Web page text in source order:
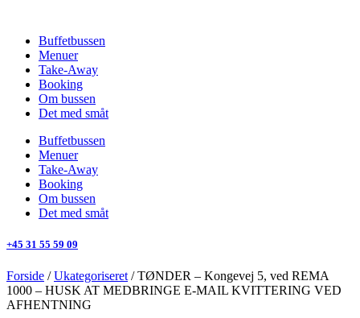
indholdBuffetbussen
Menuer
Take-Away
Booking
Om bussen
Det med småt
Buffetbussen
Menuer
Take-Away
Booking
Om bussen
Det med småt
+45 31 55 59 09
Forside /Ukategoriseret / TØNDER – Kongevej 5, ved REMA
1000 – HUSK AT MEDBRINGE E-MAIL KVITTERING VED
AFHENTNING